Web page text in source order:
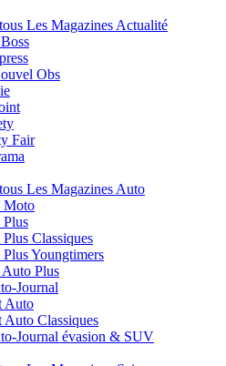
Les Magazines Actualité
Obs
Fair
Les Magazines Auto
Moto
Classiques
Youngtimers
Plus
Journal
Auto
Auto Classiques
Journal évasion & SUV